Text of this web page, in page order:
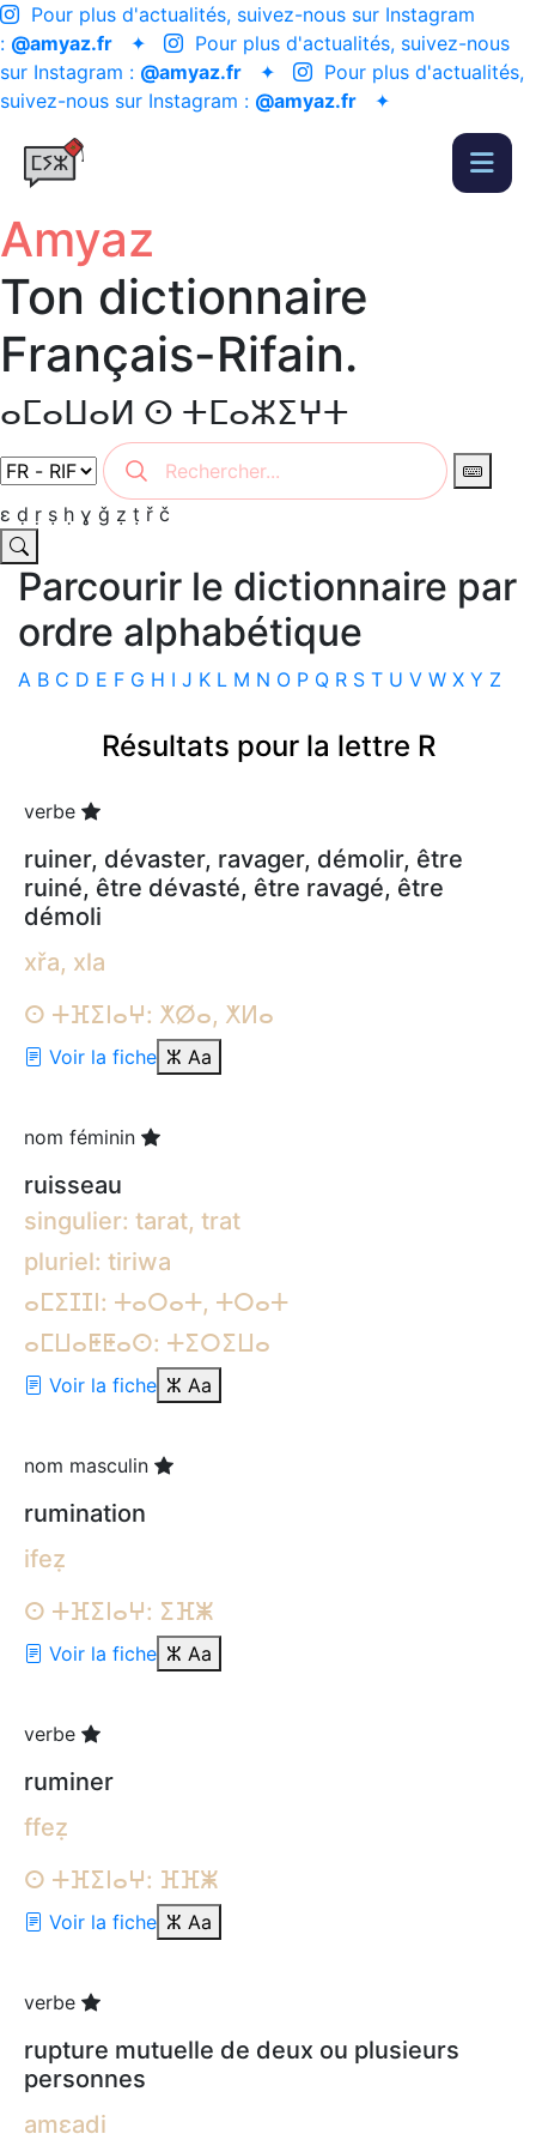
Pour plus d'actualités, suivez-nous sur Instagram
: @amyaz.fr ✦
Pour plus d'actualités, suivez-nous
sur Instagram : @amyaz.fr ✦
Pour plus d'actualités,
suivez-nous sur Instagram : @amyaz.fr ✦
Amyaz
Ton dictionnaire
Français-Rifain.
ⴰⵎⴰⵡⴰⵍ ⵙ ⵜⵎⴰⵣⵉⵖⵜ
ɛ ḍ ṛ ṣ ḥ ɣ ǧ ẓ ṭ ř č
Parcourir le dictionnaire par
ordre alphabétique
A B C D E F G H I J K L M N O P Q R S T U V W X Y Z
Résultats pour la lettre R
verbe
ruiner, dévaster, ravager, démolir, être
ruiné, être dévasté, être ravagé, être
démoli
xřa, xla
ⵙ ⵜⴼⵉⵏⴰⵖ: ⵅⵁⴰ, ⵅⵍⴰ
Voir la fiche ⵣ Aa
nom féminin
ruisseau
singulier: tarat, trat
pluriel: tiriwa
ⴰⵎⵉⵊⵊⵏ: ⵜⴰⵔⴰⵜ, ⵜⵔⴰⵜ
ⴰⵎⵡⴰⵟⵟⴰⵙ: ⵜⵉⵔⵉⵡⴰ
Voir la fiche ⵣ Aa
nom masculin
rumination
ifeẓ
ⵙ ⵜⴼⵉⵏⴰⵖ: ⵉⴼⵥ
Voir la fiche ⵣ Aa
verbe
ruminer
ffeẓ
ⵙ ⵜⴼⵉⵏⴰⵖ: ⴼⴼⵥ
Voir la fiche ⵣ Aa
verbe
rupture mutuelle de deux ou plusieurs
personnes
amɛadi